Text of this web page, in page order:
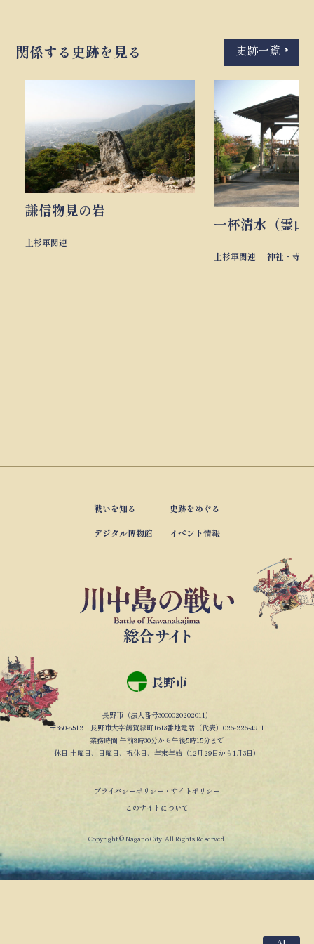
関係する史跡を見る 史跡一覧
謙信物見の岩
上杉軍関連
一杯清水（霊山
上杉軍関連 神社・寺
戦いを知る 史跡をめぐる
デジタル博物館 イベント情報
長野市
長野市（法人番号3000020202011）
〒380-8512 長野市大字鶴賀緑町1613番地電話（代表）026-226-4911
業務時間 午前8時30分から午後5時15分まで
休日 土曜日、日曜日、祝休日、年末年始（12月29日から1月3日）
プライバシーポリシー・サイトポリシー
このサイトについて
Copyright © Nagano City. All Rights Reserved.
AI